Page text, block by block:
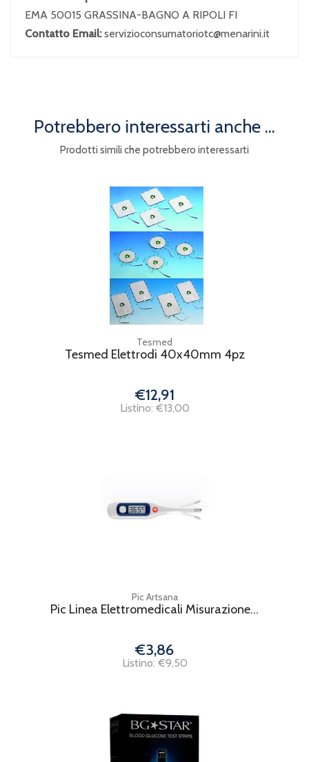
EMA 50015 GRASSINA-BAGNO A RIPOLI FI
Contatto Email:servizioconsumatoriotc@menarini.it
Potrebbero interessarti anche ...
Prodotti simili che potrebbero interessarti
Tesmed
Tesmed Elettrodi 40x40mm 4pz
€12,91
Listino: €13,00
Pic Artsana
Pic Linea Elettromedicali Misurazione...
€3,86
Listino: €9,50